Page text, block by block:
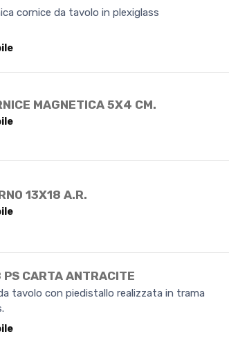
cornice da tavolo in plexiglass
MAGNETICA 5X4 CM.
13X18 A.R.
PS CARTA ANTRACITE
tavolo con piedistallo realizzata in trama